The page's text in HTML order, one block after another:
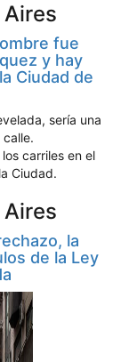
fue
y hay
Ciudad de
sería una
carriles en el
Ciudad.
la
de la Ley